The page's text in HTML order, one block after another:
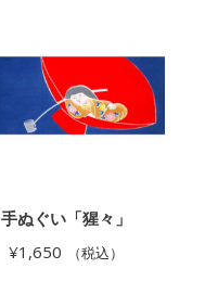
手ぬぐい「猩々」
¥1,650 （税込）